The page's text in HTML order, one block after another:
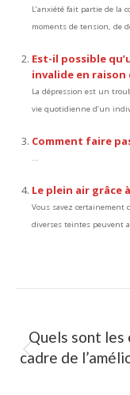
L’anxiété fait partie de la
moments de tension, de
Est-il possible
invalide en raison
La dépression est un
vie quotidienne d’un
Comment faire
...
Le plein air grâce
Vous savez certainement
diverses teintes peuvent
Quels sont les
cadre de